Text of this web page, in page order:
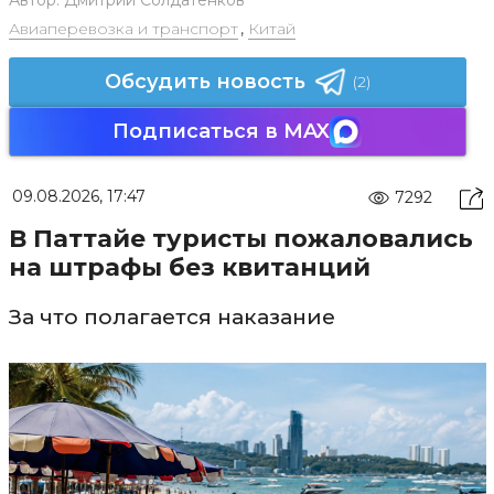
Авиаперевозка и транспорт, Китай
Обсудить новость (2)
Подписаться в MAX
09.08.2026, 17:47 7292
В Паттайе туристы пожаловались
на штрафы без квитанций
За что полагается наказание